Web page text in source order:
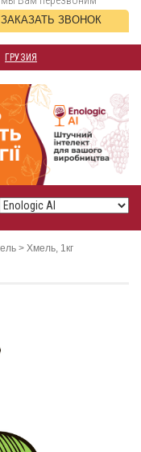
ЗАКАЗАТЬ ЗВОНОК
ГРУЗИЯ
> Хмель, 1кг